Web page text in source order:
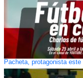
Pacheta, protagonista este